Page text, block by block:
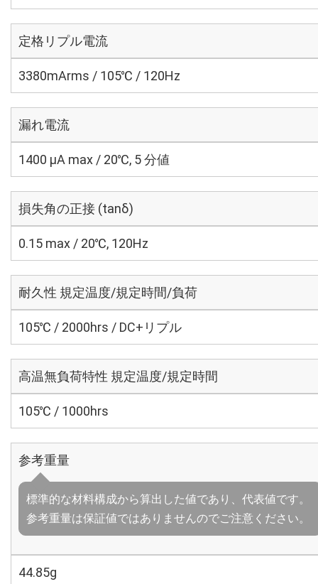
定格リプル電流
3380mArms / 105℃ / 120Hz
漏れ電流
1400 μA max / 20℃, 5 分値
損失角の正接 (tanδ)
0.15 max / 20℃, 120Hz
耐久性 規定温度/規定時間/負荷
105℃ / 2000hrs / DC+リプル
高温無負荷特性 規定温度/規定時間
105℃ / 1000hrs
参考重量
標準的な材料構成から算出した値であり、代表値です。
参考重量は保証値ではありませんのでご注意ください。
44.85g